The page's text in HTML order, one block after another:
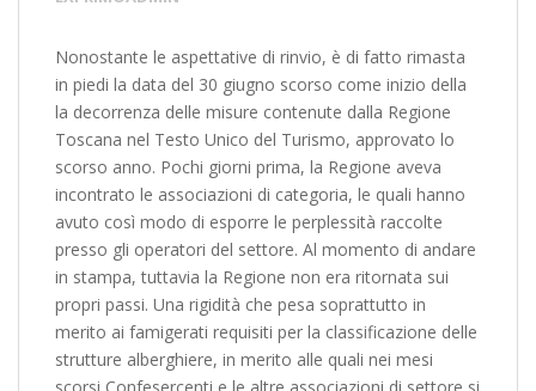
Nonostante le aspettative di rinvio, è di fatto rimasta
in piedi la data del 30 giugno scorso come inizio della
la decorrenza delle misure contenute dalla Regione
Toscana nel Testo Unico del Turismo, approvato lo
scorso anno. Pochi giorni prima, la Regione aveva
incontrato le associazioni di categoria, le quali hanno
avuto così modo di esporre le perplessità raccolte
presso gli operatori del settore. Al momento di andare
in stampa, tuttavia la Regione non era ritornata sui
propri passi. Una rigidità che pesa soprattutto in
merito ai famigerati requisiti per la classificazione delle
strutture alberghiere, in merito alle quali nei mesi